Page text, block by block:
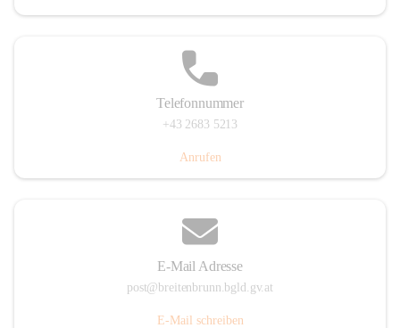
Telefonnummer
+43 2683 5213
Anrufen
E-Mail Adresse
post@breitenbrunn.bgld.gv.at
E-Mail schreiben